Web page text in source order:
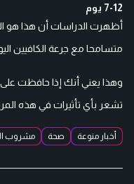
7-12 يوم
أظهرت الدراسات أن هذا هو
متسامحا مع جرعة الكافيين
وهذا يعني أنك إذا حافظت
تشعر بأي تأثيرات في هذه
أخبار منوعة صحة مشروب